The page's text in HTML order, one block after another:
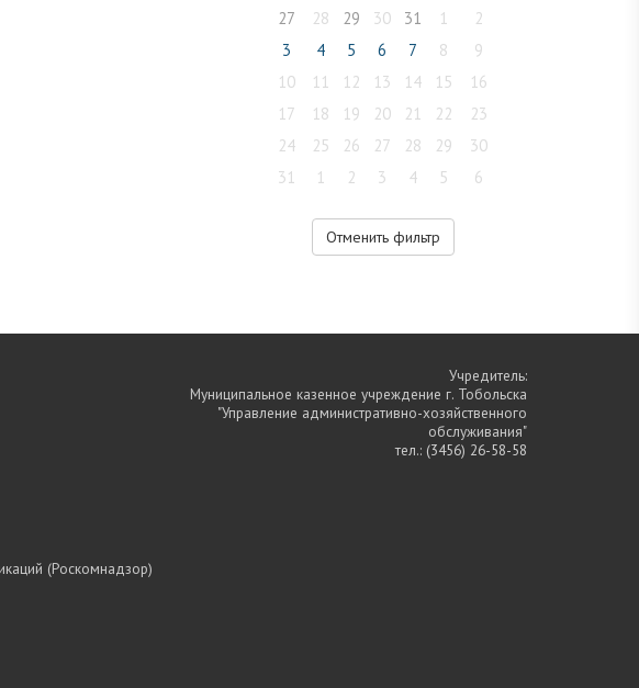
27
28 29 30 31 1
2
3
4 5 6 7 8
9
10
11 12 13 14 15
16
17
18 19 20 21 22
23
24
25 26 27 28 29
30
31
1 2 3 4 5 6
Отменить фильтр
Учредитель:
Муниципальное казенное учреждение г. Тобольска
"Управление административно-хозяйственного
обслуживания"
тел.: (3456) 26-58-58
(Роскомнадзор)